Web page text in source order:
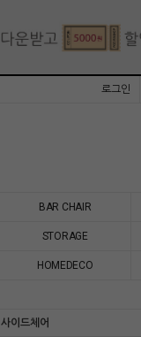
로그인
BAR CHAIR
STORAGE
HOMEDECO
사이드체어